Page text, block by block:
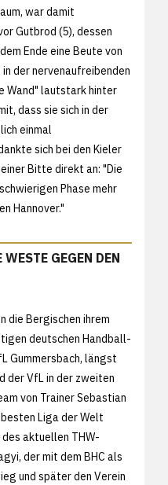
war damit
Gutbrod (5), dessen
Ende eine Beute von
der nervenaufreibenden
Wand" lautstark hinter
dass sie sich in der
einmal
sich bei den Kieler
Bitte direkt an: "Die
Phase mehr
Hannover."
GEGEN DEN
die Bergischen ihrem
deutschen Handball-
Gummersbach, längst
der VfL in der zweiten
von Trainer Sebastian
Liga der Welt
aktuellen THW-
der mit dem BHC als
und später den Verein